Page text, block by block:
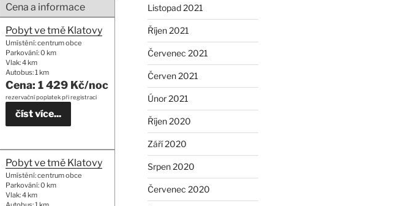
Cena a informace
Pobyt ve tmě Klatovy
Umístění: centrum obce
Parkování: 0 km
Vlak: 4 km
Autobus: 1 km
Cena: 1 429 Kč/noc
rezervační poplatek při registraci
číst více...
Pobyt ve tmě Klatovy
Umístění: centrum obce
Parkování: 0 km
Vlak: 4 km
Listopad 2021
Říjen 2021
Červenec 2021
Červen 2021
Únor 2021
Říjen 2020
Září 2020
Srpen 2020
Červenec 2020